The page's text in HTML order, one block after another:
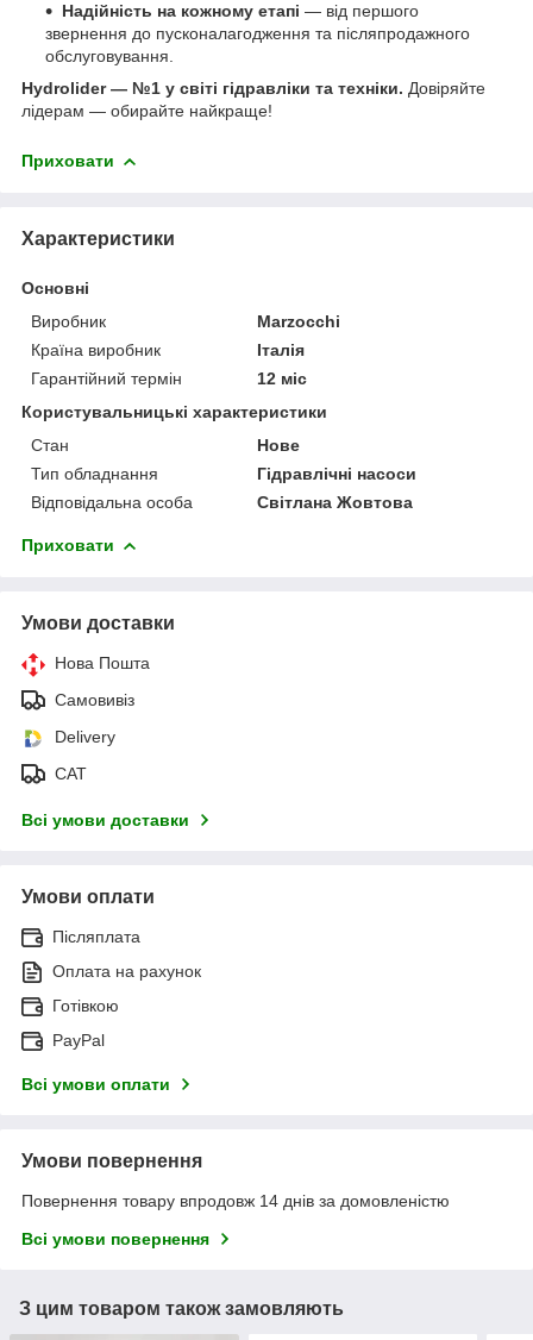
Надійність на кожному етапі — від першого
звернення до пусконалагодження та післяпродажного
обслуговування.
Hydrolider — №1 у світі гідравліки та техніки. Довіряйте
лідерам — обирайте найкраще!
Приховати
Характеристики
Основні
Виробник
Marzocchi
Країна виробник
Італія
Гарантійний термін
12 міс
Користувальницькі характеристики
Стан
Нове
Тип обладнання
Гідравлічні насоси
Відповідальна особа
Світлана Жовтова
Приховати
Умови доставки
Нова Пошта
Самовивіз
Delivery
САТ
Всі умови доставки
Умови оплати
Післяплата
Оплата на рахунок
Готівкою
PayPal
Всі умови оплати
Умови повернення
Повернення товару впродовж 14 днів за домовленістю
Всі умови повернення
З цим товаром також замовляють